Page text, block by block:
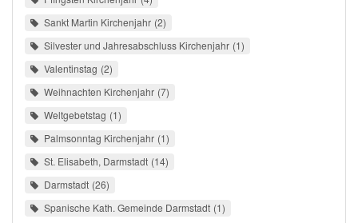
Sankt Martin Kirchenjahr 2
Silvester und Jahresabschluss Kirchenjahr 1
Valentinstag 2
Weihnachten Kirchenjahr 7
Weltgebetstag 1
Palmsonntag Kirchenjahr 1
St. Elisabeth, Darmstadt 14
Darmstadt 26
Spanische Kath. Gemeinde Darmstadt 1